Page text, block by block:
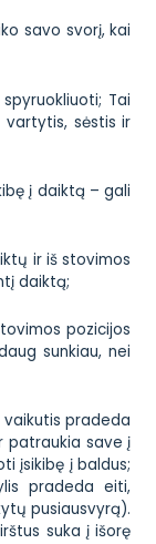
savo svorį, kai
Tai
vartytis, sėstis ir
į daiktą – gali
ir iš stovimos
daiktą;
pozicijos
sunkiau, nei
pradeda
patraukia save į
įsikibę į baldus;
pradeda eiti,
pusiausvyrą).
suka į išorę